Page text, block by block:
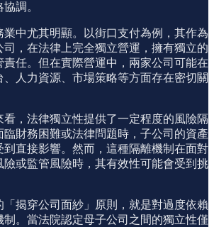
調。
中尤其明顯。以街口支付為例，其作為
，在法律上完全獨立營運，擁有獨立的
責任。但在實際營運中，兩家公司可能在
人力資源、市場策略等方面存在密切關
，法律獨立性提供了一定程度的風險隔
財務困難或法律問題時，子公司的資產
到直接影響。然而，這種隔離機制在面對
險或監管風險時，其有效性可能會受到挑
揭穿公司面紗」原則，就是對過度依賴
。當法院認定母子公司之間的獨立性僅